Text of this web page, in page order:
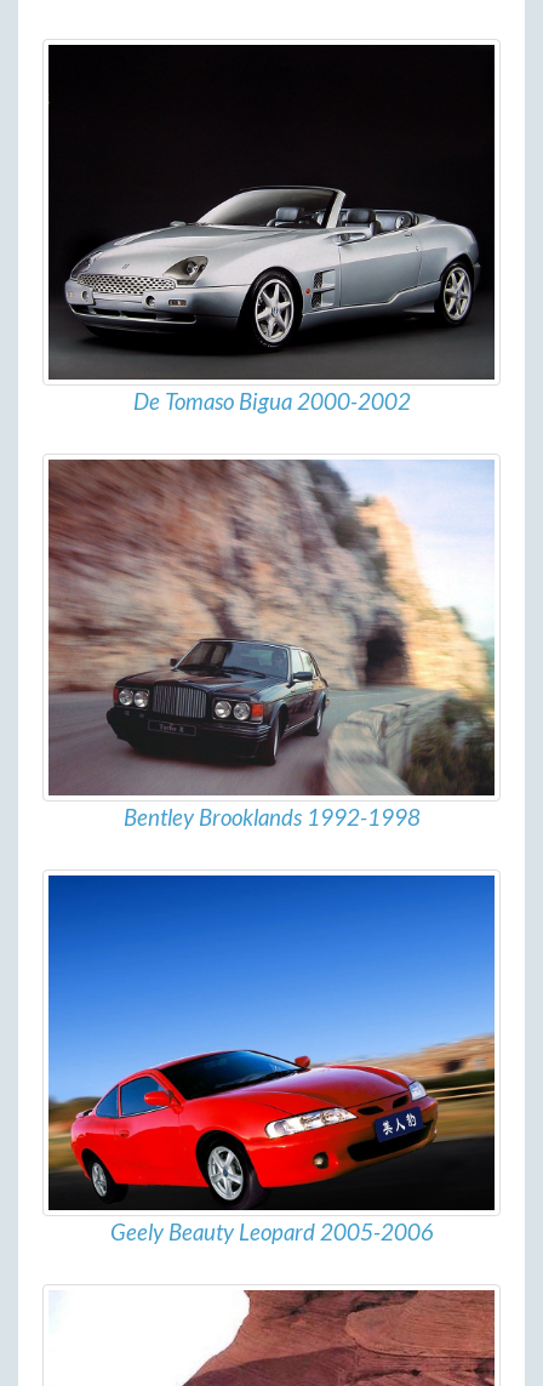
De Tomaso Bigua 2000-2002
Bentley Brooklands 1992-1998
Geely Beauty Leopard 2005-2006